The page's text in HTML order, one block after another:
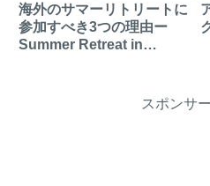
海外のサマーリトリートに
参加すべき3つの理由ー
Summer Retreat in
スポンサ